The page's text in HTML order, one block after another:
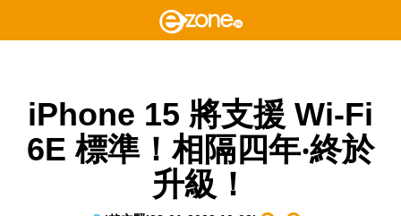
iPhone 15 將支援 Wi-Fi
6E 標準！相隔四年‧終於
升級！